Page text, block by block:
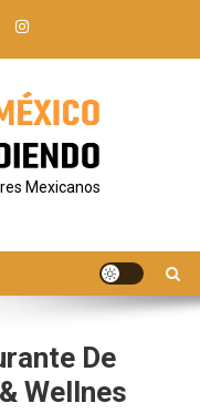
Mexicanos
De
Wellnes